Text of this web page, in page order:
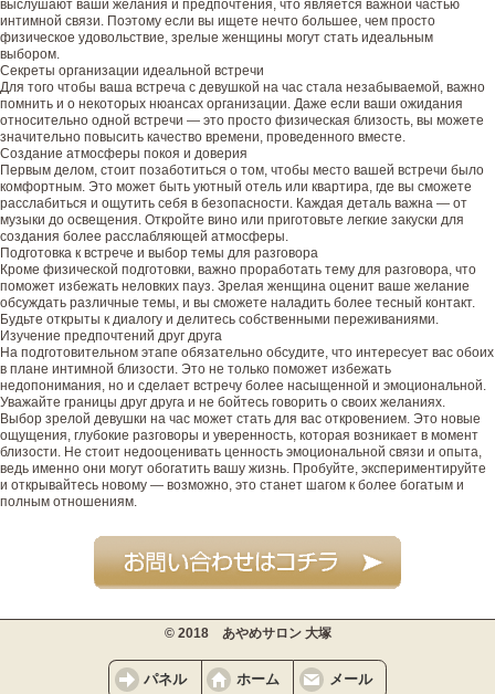
выслушают ваши желания и предпочтения, что является важной частью
интимной связи. Поэтому если вы ищете нечто большее, чем просто
физическое удовольствие, зрелые женщины могут стать идеальным
выбором.
Секреты организации идеальной встречи
Для того чтобы ваша встреча с девушкой на час стала незабываемой, важно
помнить и о некоторых нюансах организации. Даже если ваши ожидания
относительно одной встречи — это просто физическая близость, вы можете
значительно повысить качество времени, проведенного вместе.
Создание атмосферы покоя и доверия
Первым делом, стоит позаботиться о том, чтобы место вашей встречи было
комфортным. Это может быть уютный отель или квартира, где вы сможете
расслабиться и ощутить себя в безопасности. Каждая деталь важна — от
музыки до освещения. Откройте вино или приготовьте легкие закуски для
создания более расслабляющей атмосферы.
Подготовка к встрече и выбор темы для разговора
Кроме физической подготовки, важно проработать тему для разговора, что
поможет избежать неловких пауз. Зрелая женщина оценит ваше желание
обсуждать различные темы, и вы сможете наладить более тесный контакт.
Будьте открыты к диалогу и делитесь собственными переживаниями.
Изучение предпочтений друг друга
На подготовительном этапе обязательно обсудите, что интересует вас обоих
в плане интимной близости. Это не только поможет избежать
недопонимания, но и сделает встречу более насыщенной и эмоциональной.
Уважайте границы друг друга и не бойтесь говорить о своих желаниях.
Выбор зрелой девушки на час может стать для вас откровением. Это новые
ощущения, глубокие разговоры и уверенность, которая возникает в момент
близости. Не стоит недооценивать ценность эмоциональной связи и опыта,
ведь именно они могут обогатить вашу жизнь. Пробуйте, экспериментируйте
и открывайтесь новому — возможно, это станет шагом к более богатым и
полным отношениям.
© 2018 あやめサロン 大塚
パネル ホーム メール